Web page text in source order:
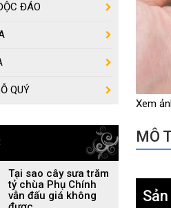
Xem
MÔ
ĐÁO
QUÝ
Tại sao cây sưa trăm
tỷ chùa Phụ Chính
vẫn đấu giá không